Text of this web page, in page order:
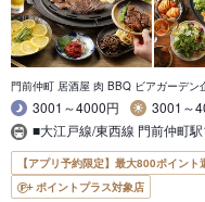
門前仲町 居酒屋 肉 BBQ ビアガーデン
3001～4000円
3001～
■大江戸線/東西線 門前仲町
【アプリ予約限定】最大800ポイント
ポイントプラス対象店